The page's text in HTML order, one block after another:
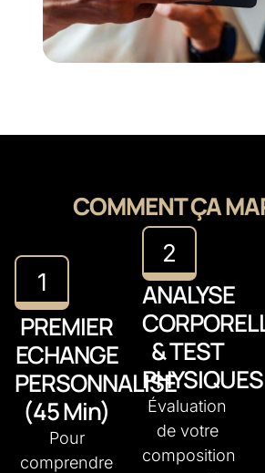
COMMENT ÇA
1
PREMIER
ECHANGE
PERSONNALISE
(45 Min)
Pour
comprendre
2
ANALYSE
& TEST
PHYSIQUES
Évaluation
de votre
composition